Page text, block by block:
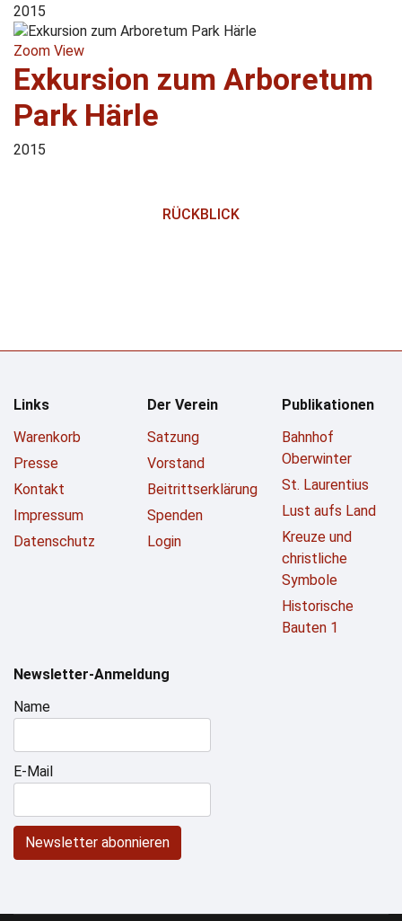
2015
Zoom View
Exkursion zum Arboretum
Park Härle
2015
RÜCKBLICK
Links
Warenkorb
Presse
Kontakt
Impressum
Datenschutz
Der Verein
Satzung
Vorstand
Beitrittserklärung
Spenden
Login
Publikationen
Bahnhof
Oberwinter
St. Laurentius
Lust aufs Land
Kreuze und
christliche
Symbole
Historische
Bauten 1
Newsletter-Anmeldung
Name
E-Mail
Newsletter abonnieren